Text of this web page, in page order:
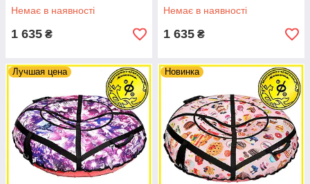
Немає в наявності
1 635 ₴
Немає в наявності
1 635 ₴
Лучшая цена Новинка